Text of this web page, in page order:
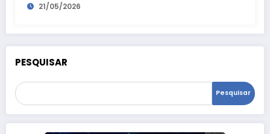
21/05/2026
PESQUISAR
Pesquisar